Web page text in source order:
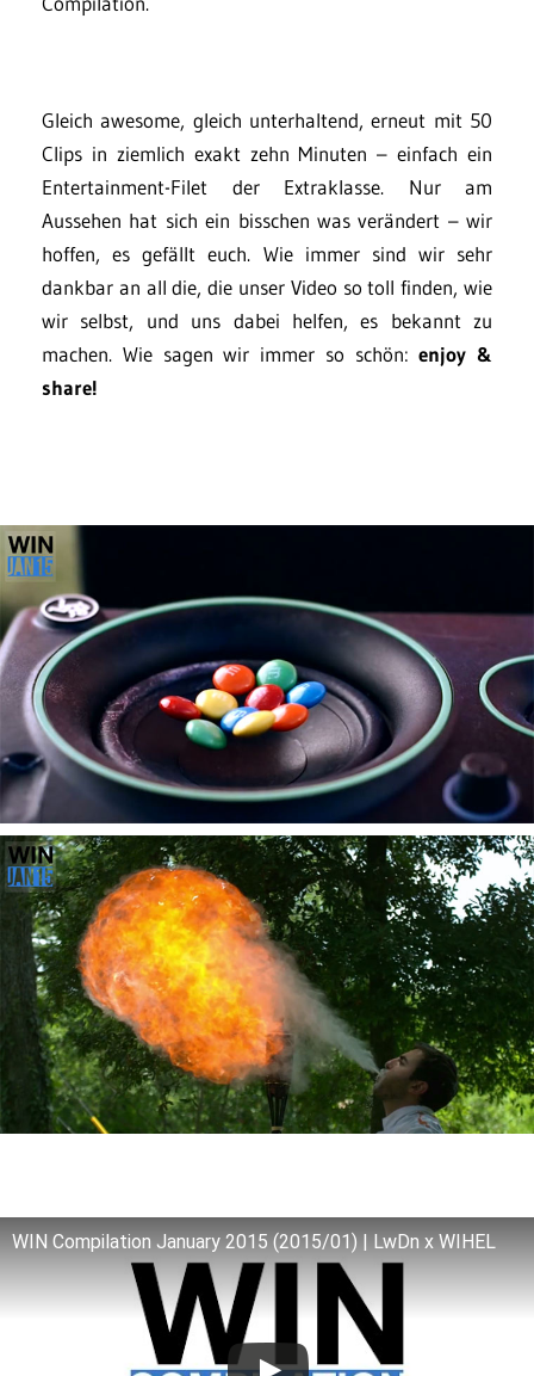
Gleich awesome, gleich unterhaltend, erneut mit 50
Clips in ziemlich exakt zehn Minuten – einfach ein
Entertainment-Filet der Extraklasse. Nur am
Aussehen hat sich ein bisschen was verändert – wir
hoffen, es gefällt euch. Wie immer sind wir sehr
dankbar an all die, die unser Video so toll finden, wie
wir selbst, und uns dabei helfen, es bekannt zu
machen. Wie sagen wir immer so schön:enjoy &
share!
WIN Compilation January 2015 (2015/01) | LwDn x WIHEL